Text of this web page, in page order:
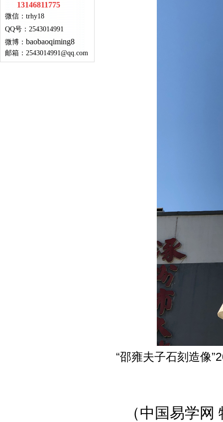
13146811775
微信： trhy18
QQ号 ： 2543014991
微博： baobaoqiming8
邮箱： 2543014991@qq.com
“邵雍夫子石刻造像
（中国易学网